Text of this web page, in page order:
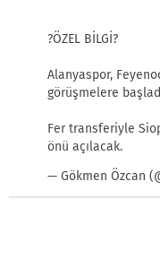
?ÖZEL BİLGİ?
Alanyaspor,
görüşmelere
Fer transferiyle
önü açılacak.
— Gökmen Özcan